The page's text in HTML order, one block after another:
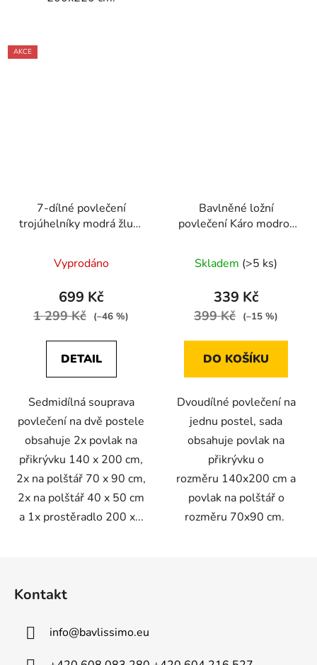
AKCE
7-dílné povlečení
trojúhelníky modrá žlutá
postele
Vyprodáno
699 Kč
1 299 Kč (–46 %)
DETAIL
Sedmidílná souprava
povlečení na dvě postele
obsahuje 2x povlak na
přikrývku 140 x 200 cm,
2x na polštář 70 x 90 cm,
2x na polštář 40 x 50 cm
a 1x prostěradlo 200 x...
Bavlněné ložní
povlečení Káro modro-
70 × 90 cm
Skladem (>5 ks)
339 Kč
399 Kč (–15 %)
DO KOŠÍKU
Dvoudílné povlečení na
jednu postel, sada
obsahuje povlak na
přikrývku o
rozměru 140x200 cm a
povlak na polštář o
rozměru 70x90 cm.
Kontakt
info@bavlissimo.eu